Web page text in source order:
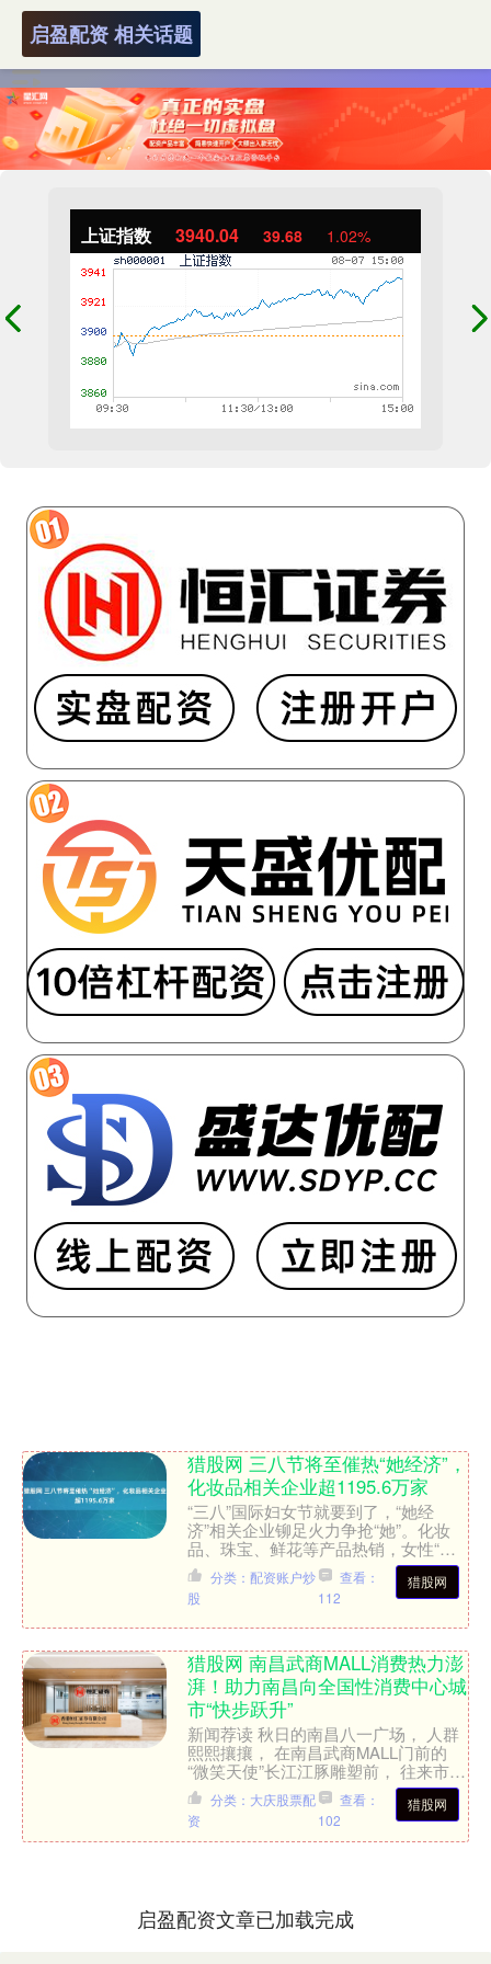
上证指数 3940.04 39.68 1.02%
启盈配资 相关话题
猎股网 三八节将至催热“她经济”，
化妆品相关企业超1195.6万家
“三八”国际妇女节就要到了，“她经
济”相关企业铆足火力争抢“她”。化妆
品、珠宝、鲜花等产品热销，女性“悦
己消费”成为新趋势，同时，越来越多
的男性也不忘在节日里，....
猎股网
分类：配资账户炒
股
查看：
112
猎股网 南昌武商MALL消费热力澎
湃！助力南昌向全国性消费中心城
市“快步跃升”
新闻荐读 秋日的南昌八一广场， 人群
熙熙攘攘， 在南昌武商MALL门前的
“微笑天使”长江江豚雕塑前， 往来市民
举着手机与雕塑合影， 定格这座城市
的商业新记忆；....
猎股网
分类：大庆股票配
资
查看：
102
启盈配资文章已加载完成